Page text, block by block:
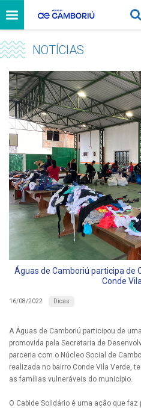
NOTÍCIAS
Águas de Camboriú participa de
Conde
16/08/2022 Dicas
A Águas de Camboriú participou de
promovida pela Secretaria de
parceria com o Núcleo Social de
realizada no bairro Conde Vila Verde,
as famílias vulneráveis do município.
O Cabide Solidário é uma ação que